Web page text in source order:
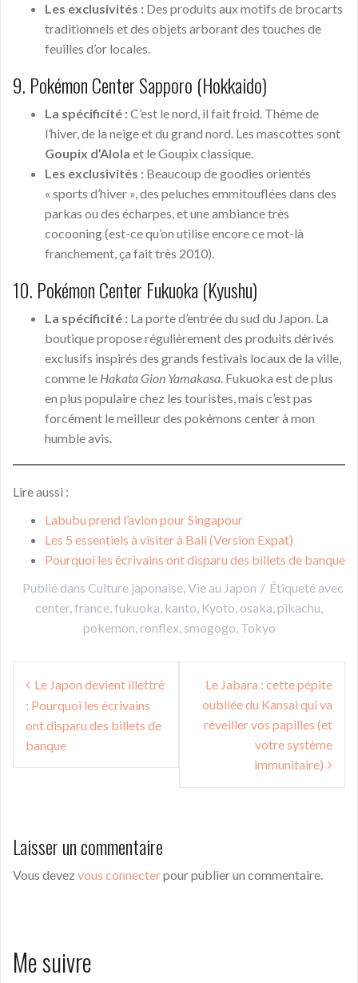
Les exclusivités : Des produits aux motifs de brocarts
traditionnels et des objets arborant des touches de
feuilles d’or locales.
9. Pokémon Center Sapporo (Hokkaido)
La spécificité :C’est le nord, il fait froid. Thème de
l’hiver, de la neige et du grand nord. Les mascottes sont
Goupix d’Alola et le Goupix classique.
Les exclusivités : Beaucoup de goodies orientés
« sports d’hiver », des peluches emmitouflées dans des
parkas ou des écharpes, et une ambiance très
cocooning (est-ce qu’on utilise encore ce mot-là
franchement, ça fait très 2010).
10. Pokémon Center Fukuoka (Kyushu)
La spécificité : La porte d’entrée du sud du Japon. La
boutique propose régulièrement des produits dérivés
exclusifs inspirés des grands festivals locaux de la ville,
comme le Hakata Gion Yamakasa. Fukuoka est de plus
en plus populaire chez les touristes, mais c’est pas
forcément le meilleur des pokémons center à mon
humble avis.
Lire aussi :
Labubu prend l’avion pour Singapour
Les 5 essentiels à visiter à Bali (Version Expat)
Pourquoi les écrivains ont disparu des billets de banque
Publié dans Culture japonaise,Vie au Japon
Étiqueté avec
center,france,fukuoka, kanto, Kyoto, osaka,pikachu,
pokemon,ronflex, smogogo, Tokyo
Navigation
de
l’article
Le Japon devient illettré
: Pourquoi les écrivains
ont disparu des billets de
banque
Le Jabara : cette pépite
oubliée du Kansai qui va
réveiller vos papilles (et
votre système
immunitaire)
Laisser un commentaire
Vous devez vous connecterpour publier un commentaire.
Me suivre